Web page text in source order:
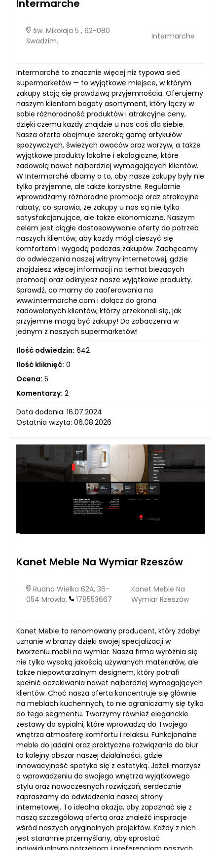
Intermarche
św. Mikołaja 5 , 62-080
Swadzim,
Intermarche
Intermarché to znacznie więcej niż typowa sieć
supermarketów — to wyjątkowe miejsce, w którym
zakupy stają się prawdziwą przyjemnością. Oferujemy
naszym klientom bogaty asortyment, który łączy w
sobie różnorodność produktów i atrakcyjne ceny,
dzięki czemu każdy znajdzie u nas coś dla siebie.
Nasza oferta obejmuje szeroką gamę artykułów
spożywczych, świeżych owoców oraz warzyw, a także
wyjątkowe produkty lokalne i ekologiczne, które
zadowolą nawet najbardziej wymagających klientów.
W Intermarché dbamy o to, aby nasze zakupy były nie
tylko przyjemne, ale także korzystne. Regularnie
wprowadzamy różnorodne promocje oraz atrakcyjne
rabaty, co sprawia, że zakupy u nas są nie tylko
satysfakcjonujące, ale także ekonomiczne. Naszym
celem jest ciągłe dostosowywanie oferty do potrzeb
naszych klientów, aby każdy mógł cieszyć się
komfortem i wygodą podczas zakupów. Zachęcamy
do odwiedzenia naszej witryny internetowej, gdzie
znajdziesz więcej informacji na temat bieżących
promocji oraz odkryjesz nasze wyjątkowe produkty.
Sprawdź, co mamy do zaoferowania na
www.intermarche.com i dołącz do grona
zadowolonych klientów, którzy przekonali się, jak
przyjemne mogą być zakupy! Do zobaczenia w
jednym z naszych supermarketów!
Ilość odwiedzin: 642
Ilość kliknięć: 0
Ocena: 5
Komentarzy: 2
Data dodania: 16.07.2024
Ostatnia wizyta: 06.08.2026
Kanet Meble Na Wymiar Rzeszów
Rudna Wielka 62A, 36-
054 Mrowla,
178553667
Kanet Meble Na
Wymiar Rzeszów
Kanet Meble to renomowany producent, który zdobył
uznanie w branży dzięki swojej specjalizacji w
tworzeniu mebli na wymiar. Nasza firma wyróżnia się
nie tylko wysoką jakością używanych materiałów, ale
także niepowtarzalnym designem, który potrafi
spełnić oczekiwania nawet najbardziej wymagających
klientów. Choć nasza oferta koncentruje się głównie
na meblach kuchennych, to nie ograniczamy się tylko
do tego segmentu. Tworzymy również eleganckie
zestawy do sypialni, które wprowadzą do Twojego
wnętrza atmosferę komfortu i relaksu. Funkcjonalne
meble do jadalni oraz praktyczne rozwiązania do biur
to kolejny obszar naszej działalności, gdzie
innowacyjność spotyka się z estetyką. Jeżeli marzysz
o wprowadzeniu do swojego wnętrza wyjątkowego
stylu oraz nowoczesnych rozwiązań, serdecznie
zapraszamy do odwiedzenia naszej strony
internetowej. To idealna okazja, aby zapoznać się z
naszą szczegółową ofertą oraz znaleźć inspiracje
wśród naszych oryginalnych projektów. Każdy z nich
jest starannie przemyślany, aby sprostać